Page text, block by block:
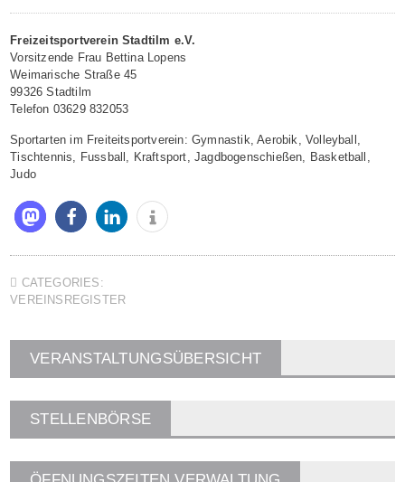
Freizeitsportverein Stadtilm e.V.
Vorsitzende Frau Bettina Lopens
Weimarische Straße 45
99326 Stadtilm
Telefon 03629 832053
Sportarten im Freiteitsportverein: Gymnastik, Aerobik, Volleyball,
Tischtennis, Fussball, Kraftsport, Jagdbogenschießen, Basketball,
Judo
CATEGORIES:
VEREINSREGISTER
VERANSTALTUNGSÜBERSICHT
STELLENBÖRSE